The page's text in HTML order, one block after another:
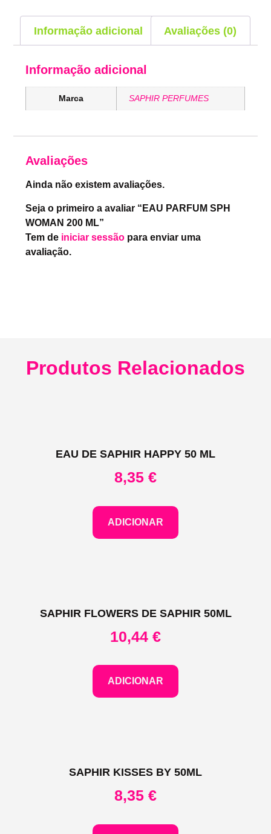
Informação adicional Avaliações (0)
Informação adicional
Marca SAPHIR PERFUMES
Avaliações
Ainda não existem avaliações.
Seja o primeiro a avaliar “EAU PARFUM SPH
WOMAN 200 ML”
Tem de iniciar sessão para enviar uma
avaliação.
Produtos Relacionados
EAU DE SAPHIR HAPPY 50 ML
8,35 €
ADICIONAR
SAPHIR FLOWERS DE SAPHIR 50ML
10,44 €
ADICIONAR
SAPHIR KISSES BY 50ML
8,35 €